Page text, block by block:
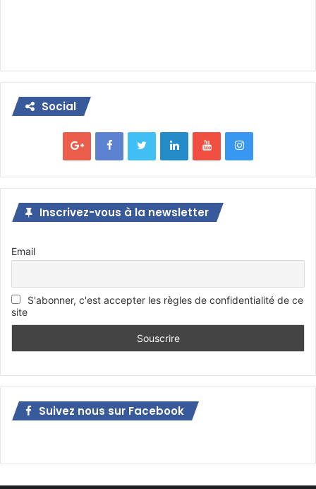
Social
Inscrivez-vous à la newsletter
Email
S'abonner, c'est accepter les règles de confidentialité de ce
site
Suivez nous sur Facebook